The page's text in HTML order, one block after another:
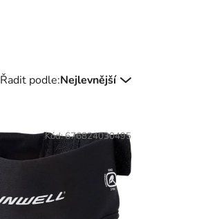
Řadit podle:Nejlevnější
Kód:676824030495